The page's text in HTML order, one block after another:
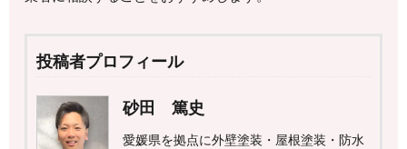
投稿者プロフィール
砂田 篤史
愛媛県を拠点に外壁塗装・屋根塗装・防水